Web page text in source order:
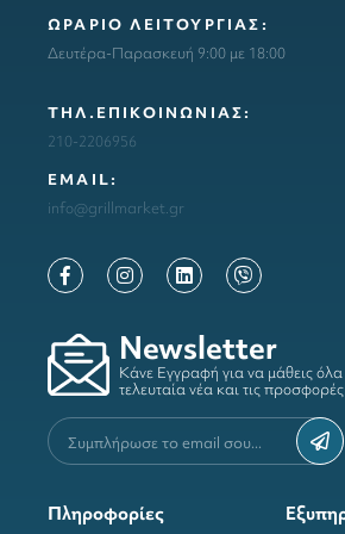
ΩΡΑΡΙΟ ΛΕΙΤΟΥΡΓΙΑΣ:
Δευτέρα-Παρασκευή 9:00 με 18:00
ΤΗΛ.ΕΠΙΚΟΙΝΩΝΙΑΣ:
210-2206956
ΕΜΑΙL:
info@grillmarket.gr
Newsletter
Κάνε Εγγραφή για να μάθεις όλα
τελευταία νέα και τις προσφορές
Πληροφορίες